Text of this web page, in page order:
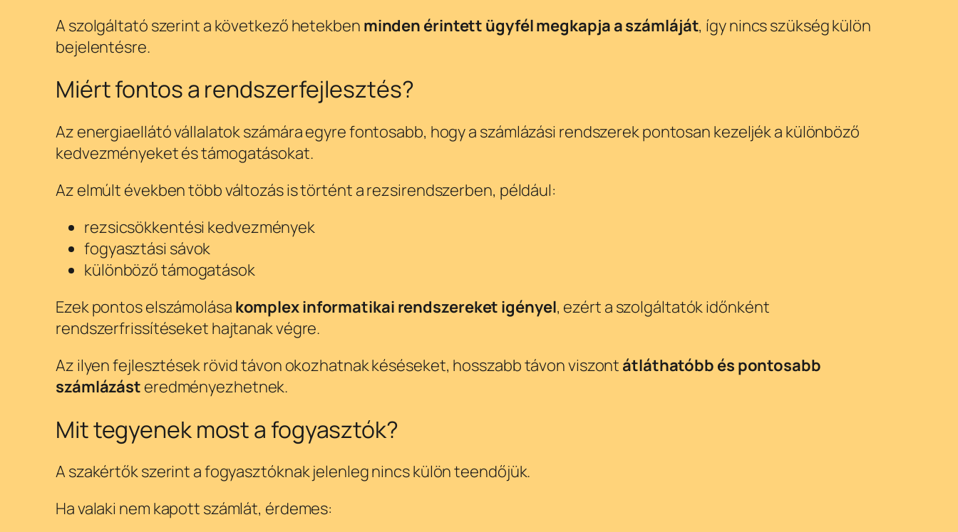
A szolgáltató szerint a következő hetekben minden érintett ügyfél megkapja a számláját, így nincs szükség külön
bejelentésre.
Miért fontos a rendszerfejlesztés?
Az energiaellátó vállalatok számára egyre fontosabb, hogy a számlázási rendszerek pontosan kezeljék a különböző
kedvezményeket és támogatásokat.
Az elmúlt években több változás is történt a rezsirendszerben, például:
rezsicsökkentési kedvezmények
fogyasztási sávok
különböző támogatások
Ezek pontos elszámolása komplex informatikai rendszereket igényel, ezért a szolgáltatók időnként
rendszerfrissítéseket hajtanak végre.
Az ilyen fejlesztések rövid távon okozhatnak késéseket, hosszabb távon viszont átláthatóbb és pontosabb
számlázást eredményezhetnek.
Mit tegyenek most a fogyasztók?
A szakértők szerint a fogyasztóknak jelenleg nincs külön teendőjük.
Ha valaki nem kapott számlát, érdemes: